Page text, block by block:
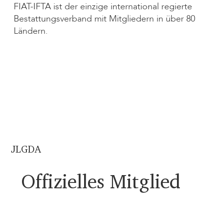
FIAT-IFTA ist der einzige international regierte
Bestattungsverband mit Mitgliedern in über 80
Ländern.
JLGDA
Offizielles Mitglied